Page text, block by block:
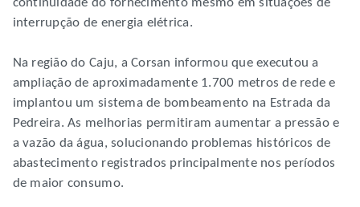
interrupção de energia elétrica.
Na região do Caju, a Corsan informou que executou a
ampliação de aproximadamente 1.700 metros de rede e
implantou um sistema de bombeamento na Estrada da
Pedreira. As melhorias permitiram aumentar a pressão e
a vazão da água, solucionando problemas históricos de
abastecimento registrados principalmente nos períodos
de maior consumo.